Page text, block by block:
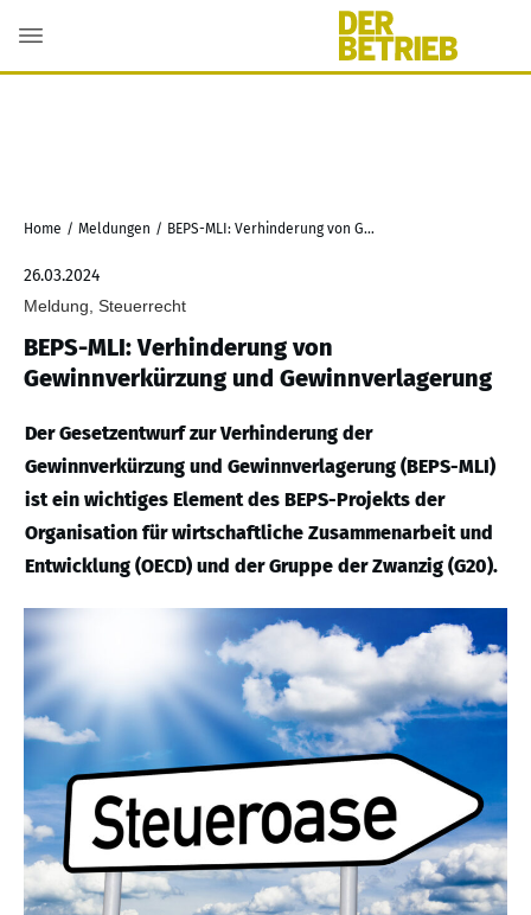
Home / Meldungen / BEPS-MLI: Verhinderung von Gewinnverkürzung und Gewinnverlagerung
26.03.2024
Meldung, Steuerrecht
BEPS-MLI: Verhinderung von
Gewinnverkürzung und Gewinnverlagerung
Der Gesetzentwurf zur Verhinderung der
Gewinnverkürzung und Gewinnverlagerung (BEPS-MLI)
ist ein wichtiges Element des BEPS-Projekts der
Organisation für wirtschaftliche Zusammenarbeit und
Entwicklung (OECD) und der Gruppe der Zwanzig (G20).